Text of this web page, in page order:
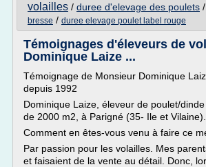
volailles / duree d'elevage des poulets /
bresse / duree elevage poulet label rouge
Témoignages d'éleveurs de
Dominique Laize ...
Témoignage de Monsieur Dominique
depuis 1992
Dominique Laize, éleveur de poulet/
de 2000 m2, à Parigné (35- Ile et Vilaine).
Comment en êtes-vous venu à faire ce
Par passion pour les volailles. Mes
et faisaient de la vente au détail. Donc,